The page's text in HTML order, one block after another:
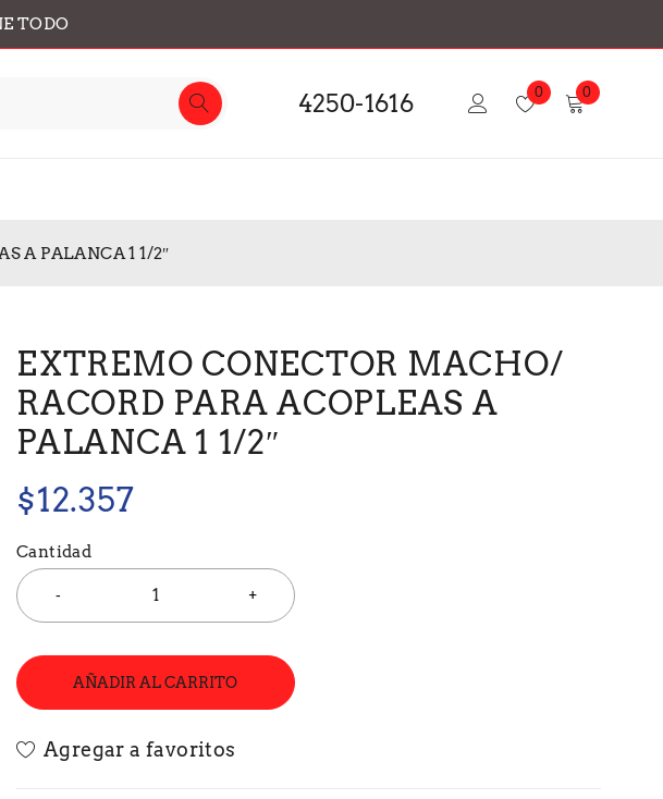
TODO
4250-1616 0 0
A PALANCA 1 1/2″
EXTREMO CONECTOR MACHO/
RACORD PARA ACOPLEAS A
PALANCA 1 1/2″
$12.357
Cantidad
AÑADIR AL CARRITO